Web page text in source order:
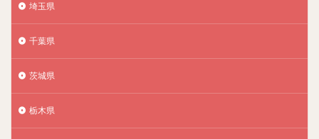
埼玉県
千葉県
茨城県
栃木県